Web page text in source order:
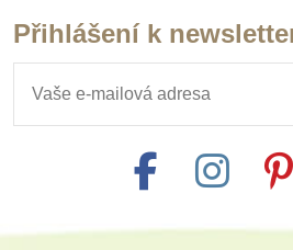
Skladem
Sentosphere
270 Kč
Přihlášení k